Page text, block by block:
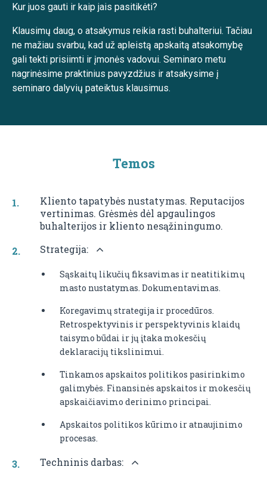
Kur juos gauti ir kaip jais pasitikėti?
Klausimų daug, o atsakymus reikia rasti buhalteriui. Tačiau
ne mažiau svarbu, kad už apleistą apskaitą atsakomybę
gali tekti prisiimti ir įmonės vadovui. Seminaro metu
nagrinėsime praktinius pavyzdžius ir atsakysime į
seminaro dalyvių pateiktus klausimus.
Temos
Kliento tapatybės nustatymas. Reputacijos
vertinimas. Grėsmės dėl apgaulingos
buhalterijos ir kliento nesąžiningumo.
Strategija:
Sąskaitų likučių fiksavimas ir neatitikimų
masto nustatymas. Dokumentavimas.
Koregavimų strategija ir procedūros.
Retrospektyvinis ir perspektyvinis klaidų
taisymo būdai ir jų įtaka mokesčių
deklaracijų tikslinimui.
Tinkamos apskaitos politikos pasirinkimo
galimybės. Finansinės apskaitos ir mokesčių
apskaičiavimo derinimo principai.
Apskaitos politikos kūrimo ir atnaujinimo
procesas.
Techninis darbas: